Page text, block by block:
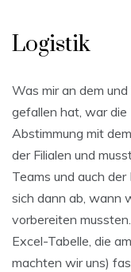
Logistik
Was mir an dem
gefallen hat, war die
Abstimmung mit
der Filialen und
Teams und auch
sich dann ab, wann
vorbereiten
Excel-Tabelle, die
machten wir uns)